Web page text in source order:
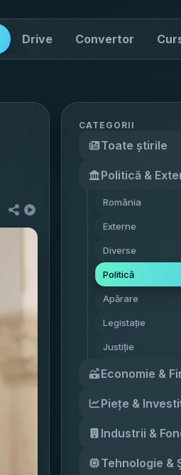
Drive Convertor
CATEGORII
Toate știrile
Politică &
România
Externe
Diverse
Politică
Apărare
Legistație
Justiție
Economie &
Piețe &
Industrii &
Tehnologie &